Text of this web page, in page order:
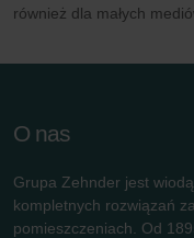
również dla małych
O nas
Grupa Zehnder jest
kompletnych rozwiązań
pomieszczeniach. Od